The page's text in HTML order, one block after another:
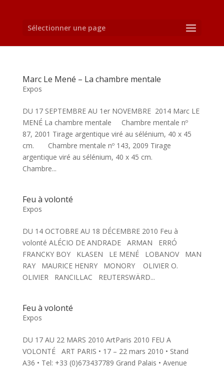
Sélectionner une page
Marc Le Mené – La chambre mentale
Expos
DU 17 SEPTEMBRE AU 1er NOVEMBRE 2014 Marc LE
MENÉ La chambre mentale Chambre mentale nº
87, 2001 Tirage argentique viré au sélénium, 40 x 45
cm. Chambre mentale nº 143, 2009 Tirage
argentique viré au sélénium, 40 x 45 cm.
Chambre...
Feu à volonté
Expos
DU 14 OCTOBRE AU 18 DÉCEMBRE 2010 Feu à
volonté ALÉCIO DE ANDRADE ARMAN ERRÓ
FRANCKY BOY KLASEN LE MENÉ LOBANOV MAN
RAY MAURICE HENRY MONORY OLIVIER O.
OLIVIER RANCILLAC REUTERSWÄRD...
Feu à volonté
Expos
DU 17 AU 22 MARS 2010 ArtParis 2010 FEU A
VOLONTÉ ART PARIS • 17 – 22 mars 2010 • Stand
A36 • Tel: +33 (0)673437789 Grand Palais • Avenue